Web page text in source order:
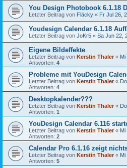
You Design Photobook 6.1.18
Letzter Beitrag von Fläcky « Fr Jul 26,
Youdesign Calendar 6.1.18
Letzter Beitrag von JoKr5 « Sa Jun 22,
Eigene Bildeffekte
Letzter Beitrag von Kerstin Thaler« Mi
Antworten: 4
Probleme mit YouDesign
Letzter Beitrag von Kerstin Thaler«
Antworten: 4
Desktopkalender???
Letzter Beitrag von Kerstin Thaler«
Antworten: 1
YouDesign Calendar 6.116
Letzter Beitrag von Kerstin Thaler«
Antworten: 2
Calendar Pro 6.1.16 zeigt
Letzter Beitrag von Kerstin Thaler«
Antworten: 5